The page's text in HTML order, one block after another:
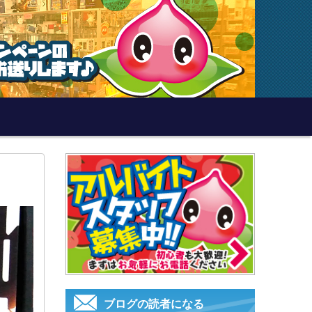
ブログの読者になる